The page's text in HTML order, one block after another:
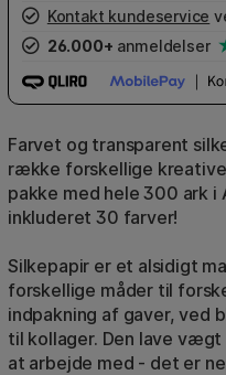
Kontakt kundeservice
26.000+ anmeldelser
Farvet og transparent
række forskellige
pakke med hele 300 ark
inkluderet 30 farver!
Silkepapir er et alsidigt
forskellige måder til
indpakning af gaver, ved
til kollager. Den lave
at arbejde med - det er